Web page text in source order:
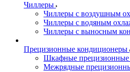
Чиллеры
Чиллеры с воздушным
Чиллеры с водяным
Чиллеры с выносным
Прецизионные кондиционеры
Шкафные
Межрядные